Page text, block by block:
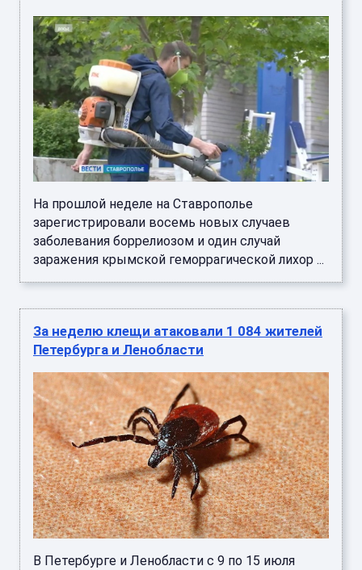
На прошлой неделе на Ставрополье
зарегистрировали восемь новых случаев
заболевания боррелиозом и один случай
заражения крымской геморрагической лихор ...
За неделю клещи атаковали 1 084 жителей
Петербурга и Ленобласти
В Петербурге и Ленобласти с 9 по 15 июля